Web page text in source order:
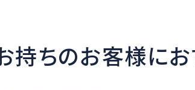
持ちのお客様に